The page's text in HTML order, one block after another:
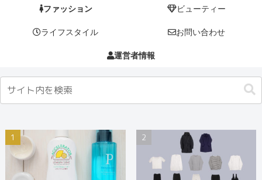
ファッション ビューティー
ライフスタイル お問い合わせ
運営者情報